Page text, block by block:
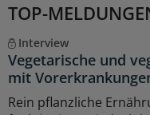
TOP-
Interview
Vegetarische und
mit
Rein pflanzliche